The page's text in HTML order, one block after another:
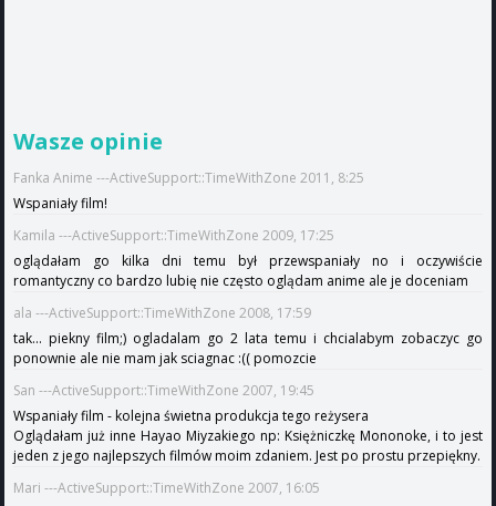
Wasze opinie
Fanka Anime ---ActiveSupport::TimeWithZone 2011, 8:25
Wspaniały film!
Kamila ---ActiveSupport::TimeWithZone 2009, 17:25
oglądałam go kilka dni temu był przewspaniały no i oczywiście
romantyczny co bardzo lubię nie często oglądam anime ale je doceniam
ala ---ActiveSupport::TimeWithZone 2008, 17:59
tak... piekny film;) ogladalam go 2 lata temu i chcialabym zobaczyc go
ponownie ale nie mam jak sciagnac :(( pomozcie
San ---ActiveSupport::TimeWithZone 2007, 19:45
Wspaniały film - kolejna świetna produkcja tego reżysera
Oglądałam już inne Hayao Miyzakiego np: Księżniczkę Mononoke, i to jest
jeden z jego najlepszych filmów moim zdaniem. Jest po prostu przepiękny.
Mari ---ActiveSupport::TimeWithZone 2007, 16:05